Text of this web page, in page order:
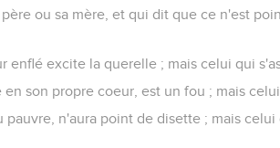
ou sa mère, et qui dit que ce n'est
enflé excite la querelle ; mais celui qui
son propre coeur, est un fou ; mais
pauvre, n'aura point de disette ; mais